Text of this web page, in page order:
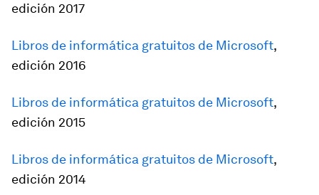
edición 2017
Libros de informática gratuitos de Microsoft,
edición 2016
Libros de informática gratuitos de Microsoft,
edición 2015
Libros de informática gratuitos de Microsoft,
edición 2014